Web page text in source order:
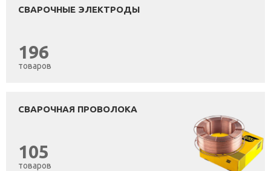
СВАРОЧНЫЕ ЭЛЕКТРОДЫ
196
товаров
СВАРОЧНАЯ ПРОВОЛОКА
105
товаров